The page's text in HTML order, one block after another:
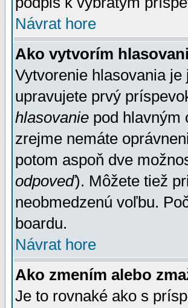
Návrat hore
Ako vytvorím
Vytvorenie hlasovania
upravujete prvý
hlasovanie pod hlavným
zrejme nemáte
potom aspoň dve
odpoveď). Môžete tiež
neobmedzenú voľbu.
boardu.
Návrat hore
Ako zmením alebo
Je to rovnaké ako s